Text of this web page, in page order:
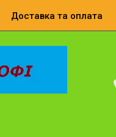
Доставка та оплата